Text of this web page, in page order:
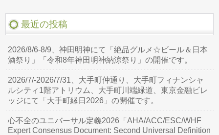
最近の投稿
2026/8/6-8/9、神田明神にて「絶品グルメ☆ビール＆日本
酒祭り」「令和8年神田明神納涼祭り」の開催です。
2026/7/-2026/7/31、大手町仲通り、大手町フィナンシャ
ルシティ1階アトリウム、大手町川端緑道、東京金融ビレ
ッジにて「大手町縁日2026」の開催です。
心不全のユニバーサル定義2026「AHA/ACC/ESC/WHF
Expert Consensus Document: Second Universal Definition